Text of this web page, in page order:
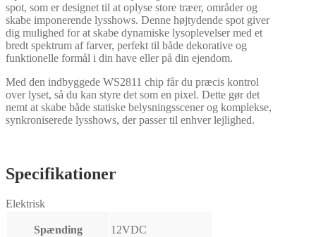
spot, som er designet til at oplyse store træer, områder og
skabe imponerende lysshows. Denne højtydende spot giver
dig mulighed for at skabe dynamiske lysoplevelser med et
bredt spektrum af farver, perfekt til både dekorative og
funktionelle formål i din have eller på din ejendom.
Med den indbyggede WS2811 chip får du præcis kontrol
over lyset, så du kan styre det som en pixel. Dette gør det
nemt at skabe både statiske belysningsscener og komplekse,
synkroniserede lysshows, der passer til enhver lejlighed.
Specifikationer
Elektrisk
Spænding 12VDC